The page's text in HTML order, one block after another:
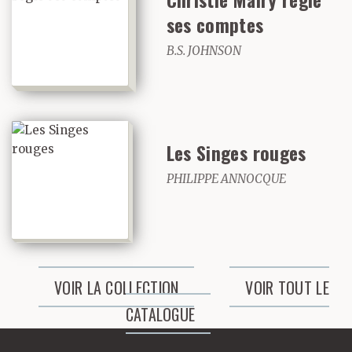
ses comptes
B.S. JOHNSON
Les Singes rouges
PHILIPPE ANNOCQUE
VOIR LA COLLECTION
VOIR TOUT LE
CATALOGUE